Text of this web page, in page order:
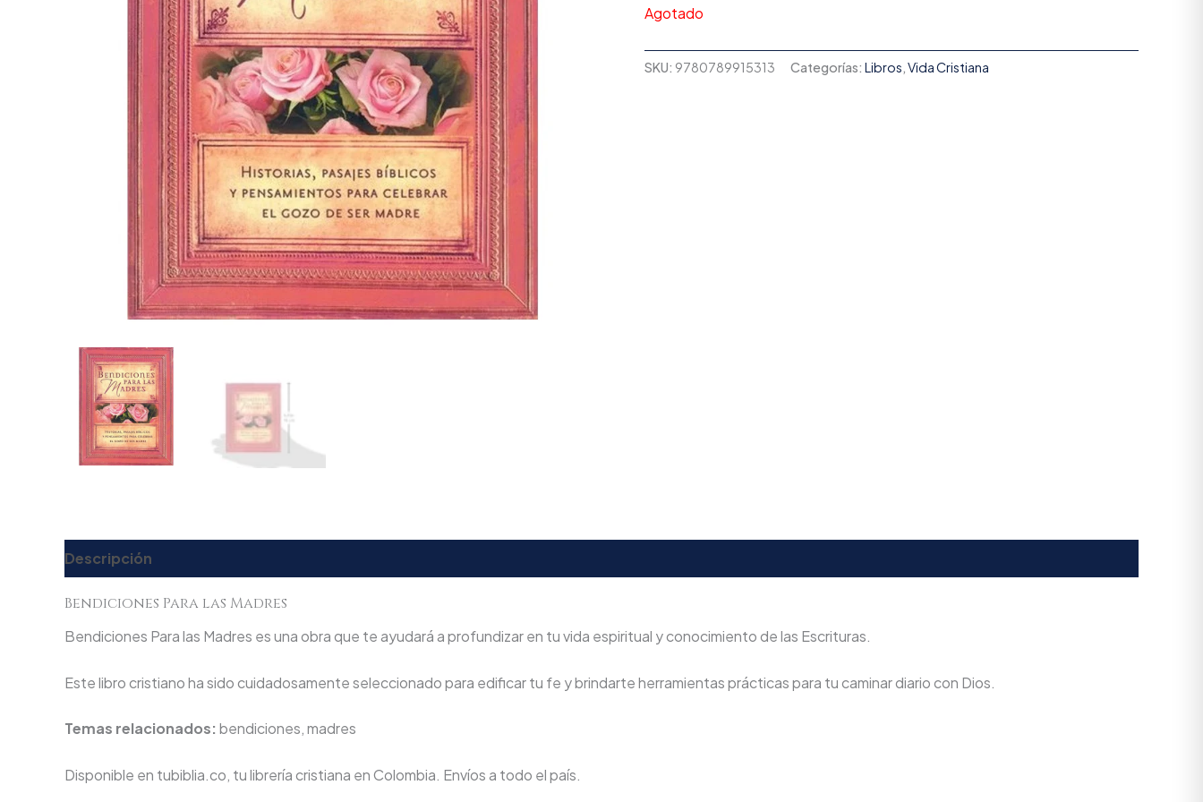
Agotado
SKU: 9780789915313 Categorías: Libros,Vida Cristiana
Descripción
Bendiciones Para las Madres
Bendiciones Para las Madres es una obra que te ayudará a profundizar en tu vida espiritual y conocimiento de las Escrituras.
Este libro cristiano ha sido cuidadosamente seleccionado para edificar tu fe y brindarte herramientas prácticas para tu caminar diario con Dios.
Temas relacionados: bendiciones, madres
Disponible en tubiblia.co, tu librería cristiana en Colombia. Envíos a todo el país.